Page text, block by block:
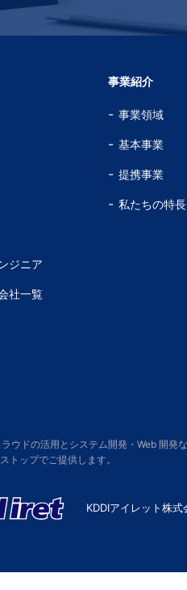
ジニア
社一覧
事業紹介
事業領域
基本事業
提携事業
私たちの特長
ウドの活用とシステム開発・Web 開発
トップでご提供します。
KDDIアイレット株式